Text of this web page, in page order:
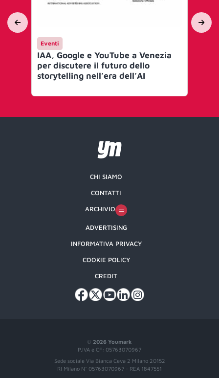
Eventi
IAA, Google e YouTube a Venezia
per discutere il futuro dello
storytelling nell’era dell’AI
© 2026 Youmark
P.IVA e CF: 05763070967
Sede sociale Via Bianca Ceva 2 Milano 20152
RI Milano N° 05763070967 - REA 1847551
CHI SIAMO
CONTATTI
ARCHIVIO
ADVERTISING
INFORMATIVA PRIVACY
COOKIE POLICY
CREDIT